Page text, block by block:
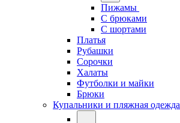
Пижамы
С брюками
С шортами
Платья
Рубашки
Сорочки
Халаты
Футболки и майки
Брюки
Купальники и пляжная одежда